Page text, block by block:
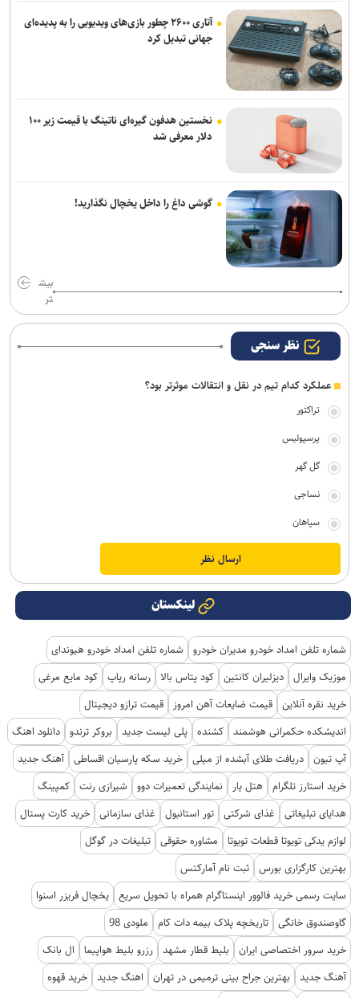
آتاری ۲۶۰۰ چطور بازی‌های ویدیویی را به پدیده‌ای
جهانی تبدیل کرد
نخستین هدفون گیره‌ای ناتینگ با قیمت زیر ۱۰۰
دلار معرفی شد
گوشی داغ را داخل یخچال نگذارید!
بیش
تر
نظر سنجی
عملکرد کدام تیم در نقل و انتقالات موثرتر بود؟
تراکتور
پرسپولیس
گل گهر
نساجی
سپاهان
لینکستان
شماره تلفن امداد خودرو مدیران خودرو
شماره تلفن امداد خودرو هیوندای
موزیک وایرال دیزلیران کانتین کود پتاس بالا رسانه رپاپ کود مایع مرغی
خرید نقره آنلاین قیمت ضایعات آهن امروز
قیمت ترازو دیجیتال
اندیشکده حکمرانی هوشمند کشنده پلی لیست جدید بروکر ترندو دانلود اهنگ
آپ تیون دریافت طلای آبشده از میلی خرید سکه پارسیان اقساطی آهنگ جدید
خرید استارز تلگرام هتل یار نمایندگی تعمیرات دوو شیرازی رنت کمپینگ
هدایای تبلیغاتی
غذای شرکتی تور استانبول غذای سازمانی خرید کارت پستال
لوازم یدکی تویوتا قطعات تویوتا
مشاوره حقوقی تبلیغات در گوگل
بهترین کارگزاری بورس ثبت نام آمارکتس
سایت رسمی خرید فالوور اینستاگرام همراه با تحویل سریع یخچال فریزر اسنوا
گاوصندوق خانگی تاریخچه پلاک بیمه دات کام
ملودی 98
خرید سرور اختصاصی ایران
بلیط قطار مشهد رزرو بلیط هواپیما
ال بانک
آهنگ جدید
بهترین جراح بینی ترمیمی در تهران اهنگ جدید خرید قهوه